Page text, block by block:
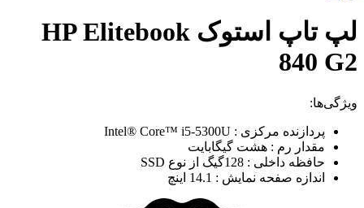
لپ تاپ استوک HP Elitebook
840 G2
ویژگی‌ها:
پردازنده مرکزی : Intel® Core™ i5-5300U
مقدار رم : هشت گیگابایت
حافظه داخلی : 128گیگ از نوع SSD
اندازه صفحه نمایش : 14.1 اینچ